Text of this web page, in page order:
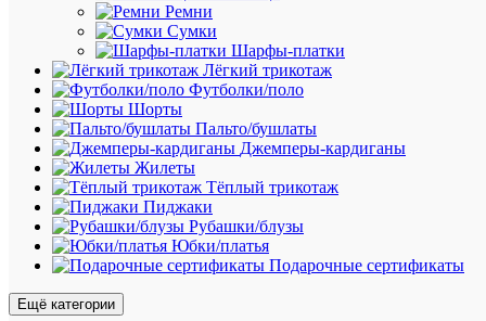
Ремни
Сумки
Шарфы-платки
Лёгкий трикотаж
Футболки/поло
Шорты
Пальто/бушлаты
Джемперы-кардиганы
Жилеты
Тёплый трикотаж
Пиджаки
Рубашки/блузы
Юбки/платья
Подарочные сертификаты
Ещё категории